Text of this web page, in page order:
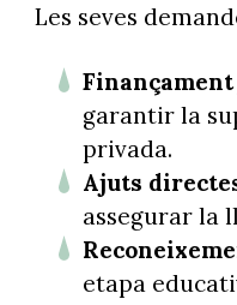
Les seves
garantir la
privada.
Ajuts
assegurar la
etapa